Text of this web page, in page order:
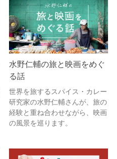
水野仁輔の旅と映画をめぐ
る話
世界を旅するスパイス・カレー
研究家の水野仁輔さんが、旅の
経験と重ね合わせながら、映画
の風景を巡ります。